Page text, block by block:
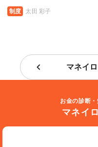
制度 太田 彩子
マネイ
お金の診断・
マネイ